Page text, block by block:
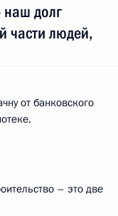
наш долг
части людей,
от банковского
– это две